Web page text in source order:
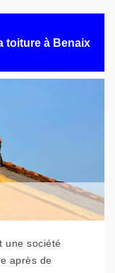
toiture à Benaix
une société
après de